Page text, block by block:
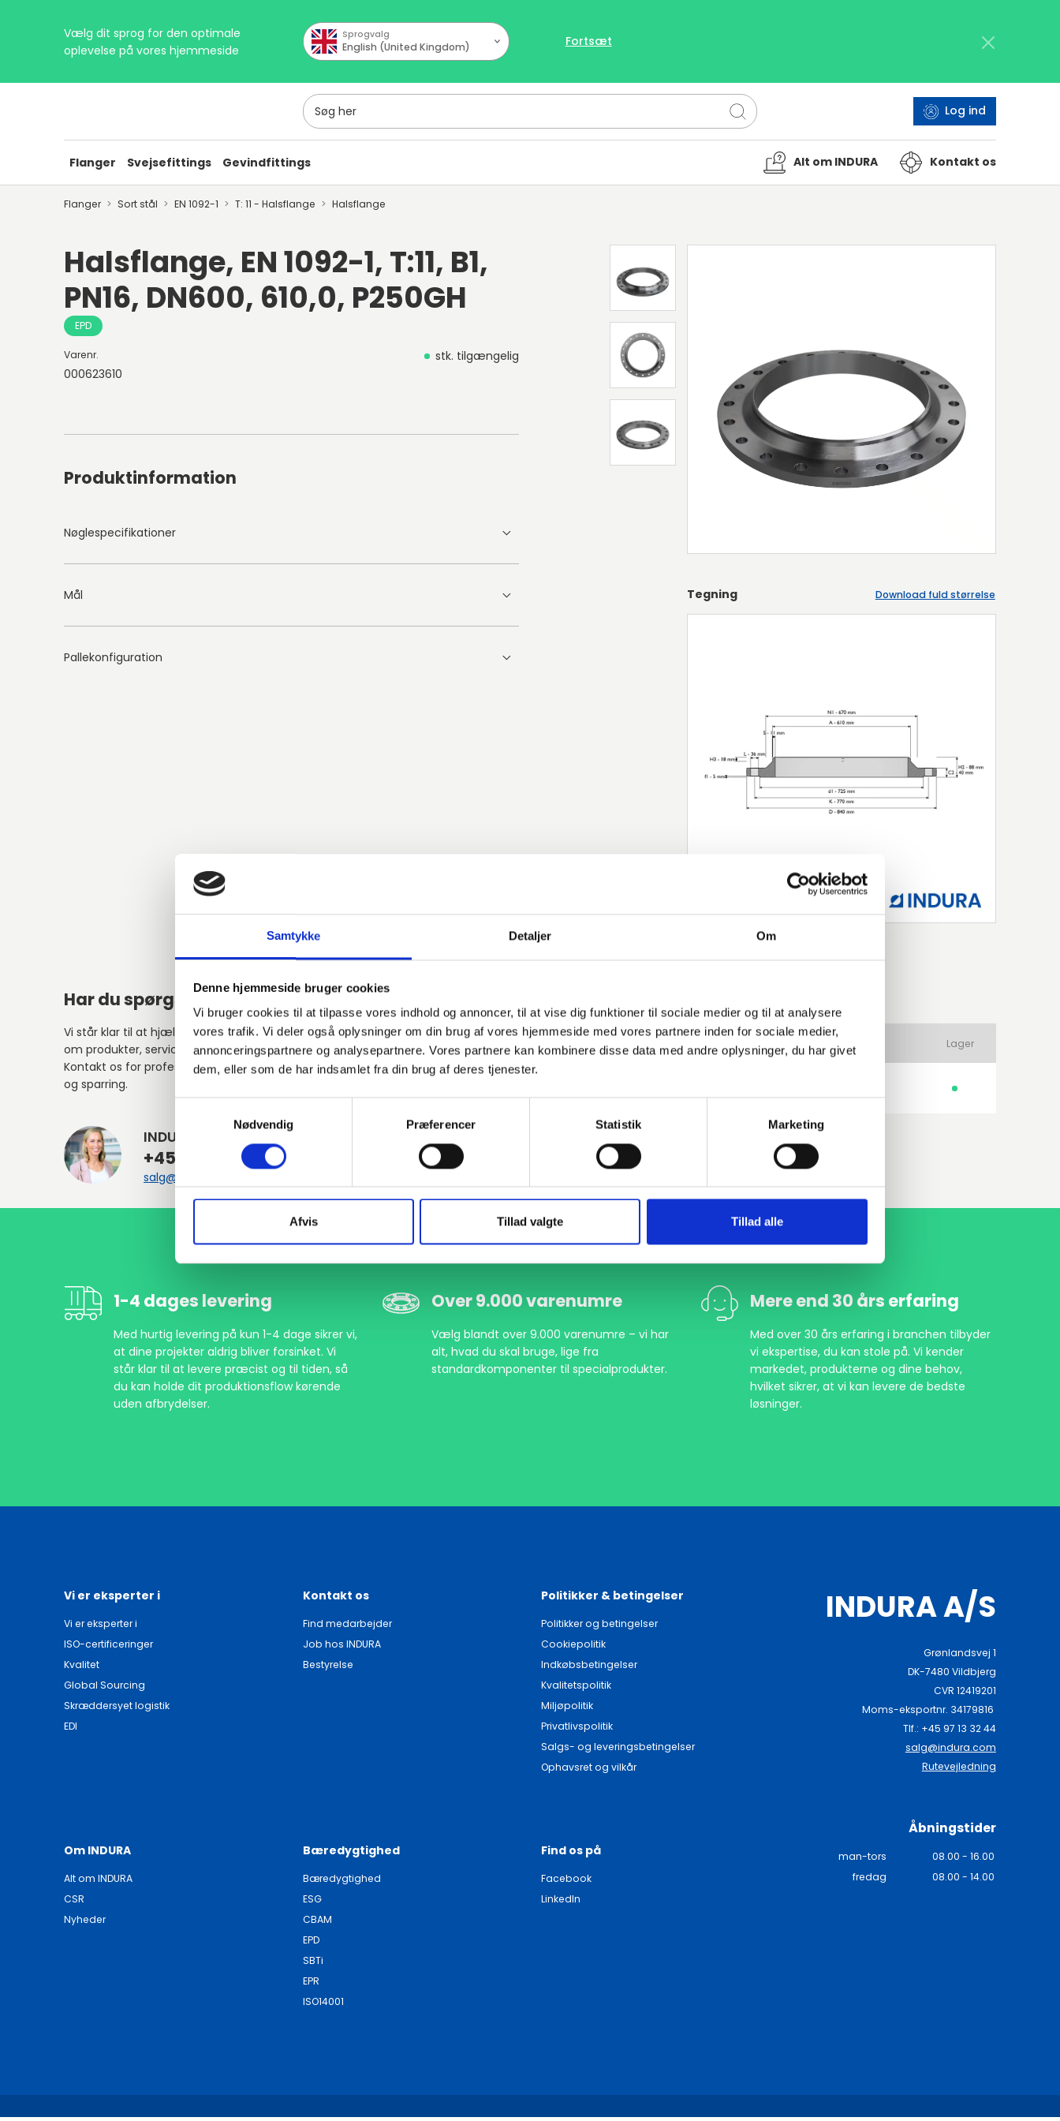
Samtykke Detaljer Om
Denne hjemmeside bruger cookies
Vi bruger cookies til at tilpasse vores indhold og annoncer, til at vise dig funktioner til sociale medier og til at analysere
vores trafik. Vi deler også oplysninger om din brug af vores hjemmeside med vores partnere inden for sociale medier,
annonceringspartnere og analysepartnere. Vores partnere kan kombinere disse data med andre oplysninger, du har givet
dem, eller som de har indsamlet fra din brug af deres tjenester.
Nødvendig
Præferencer Statistik Marketing
Afvis Tillad valgte Tillad alle
Vælg dit sprog for den optimale
oplevelse på vores hjemmeside
Sprogvalg
English (United Kingdom) Fortsæt
Søg her
Log ind
Flanger Svejsefittings Gevindfittings Alt om INDURA Kontakt os
Flanger Sort stål EN 1092-1 T: 11 - Halsflange Halsflange
Halsflange, EN 1092-1, T:11, B1,
PN16, DN600, 610,0, P250GH
EPD
Varenr.
000623610
stk. tilgængelig
Produktinformation
Nøglespecifikationer
Mål
Pallekonfiguration
Tegning Download fuld størrelse
Har du spørgsmål?
Vi står klar til at hjælpe med spørgsmål
om produkter, service eller andet.
Kontakt os for professionel rådgivning
og sparring.
INDURA DK
+45 97 13 32 44
salg@indura.com
Alternative varer
Varenummer Beskrivelse Norm Materiale Produkttype Lager
1-4 dages levering
Med hurtig levering på kun 1-4 dage sikrer vi,
at dine projekter aldrig bliver forsinket. Vi
står klar til at levere præcist og til tiden, så
du kan holde dit produktionsflow kørende
uden afbrydelser.
Over 9.000 varenumre
Vælg blandt over 9.000 varenumre – vi har
alt, hvad du skal bruge, lige fra
standardkomponenter til specialprodukter.
Mere end 30 års erfaring
Med over 30 års erfaring i branchen tilbyder
vi ekspertise, du kan stole på. Vi kender
markedet, produkterne og dine behov,
hvilket sikrer, at vi kan levere de bedste
løsninger.
Vi er eksperter i
Vi er eksperter i
ISO-certificeringer
Kvalitet
Global Sourcing
Skræddersyet logistik
EDI
Kontakt os
Find medarbejder
Job hos INDURA
Bestyrelse
Politikker & betingelser
Politikker og betingelser
Cookiepolitik
Indkøbsbetingelser
Kvalitetspolitik
Miljøpolitik
Privatlivspolitik
Salgs- og leveringsbetingelser
Ophavsret og vilkår
Om INDURA
Alt om INDURA
CSR
Nyheder
Bæredygtighed
Bæredygtighed
ESG
CBAM
EPD
SBTi
EPR
ISO14001
Find os på
Facebook
LinkedIn
INDURA A/S
Grønlandsvej 1
DK-7480 Vildbjerg
CVR 12419201
Moms-eksportnr. 34179816
Tlf.: +45 97 13 32 44
salg@indura.com
Rutevejledning
Åbningstider
man-tors
08.00 - 16.00
fredag
08.00 - 14.00